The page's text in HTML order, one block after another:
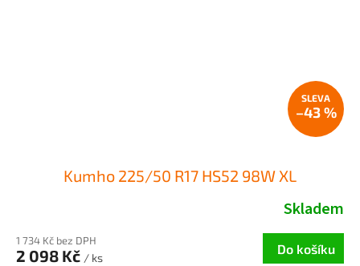
–43 %
Kumho 225/50 R17 HS52 98W XL
Skladem
1 734 Kč bez DPH
2 098 Kč / ks
Do košíku